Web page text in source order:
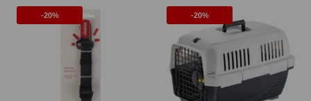
-20% -20%